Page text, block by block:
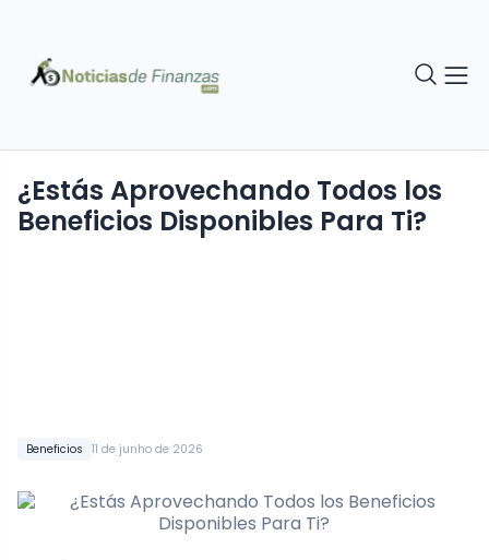
Beneficios 11 de junho de 2026
¿Estás Aprovechando Todos los
Beneficios Disponibles Para Ti?